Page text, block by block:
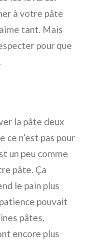
à votre pâte
tant. Mais
pour que
la pâte deux
ce n’est pas pour
un peu comme
pâte. Ça
le pain plus
pouvait
pâtes,
encore plus